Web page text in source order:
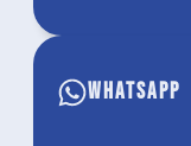
WhatsApp